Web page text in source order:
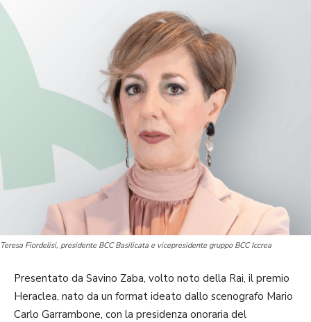
Teresa Fiordelisi, presidente BCC Basilicata e vicepresidente gruppo BCC Iccrea
Presentato da Savino Zaba, volto noto della Rai, il premio
Heraclea, nato da un format ideato dallo scenografo Mario
Carlo Garrambone, con la presidenza onoraria del